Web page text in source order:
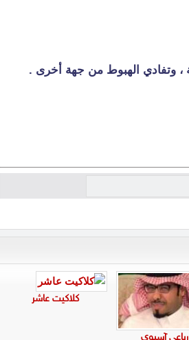
رباعي آسيوي
كلاكيت عاشر